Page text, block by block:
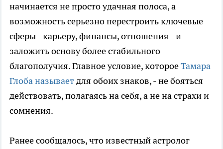
начинается не просто удачная полоса, а
возможность серьезно перестроить ключевые
сферы - карьеру, финансы, отношения - и
заложить основу более стабильного
благополучия. Главное условие, котороеТамара
Глоба называетдля обоих знаков, - не бояться
действовать, полагаясь на себя, а не на страхи и
сомнения.
Ранее сообщалось, что известный астролог